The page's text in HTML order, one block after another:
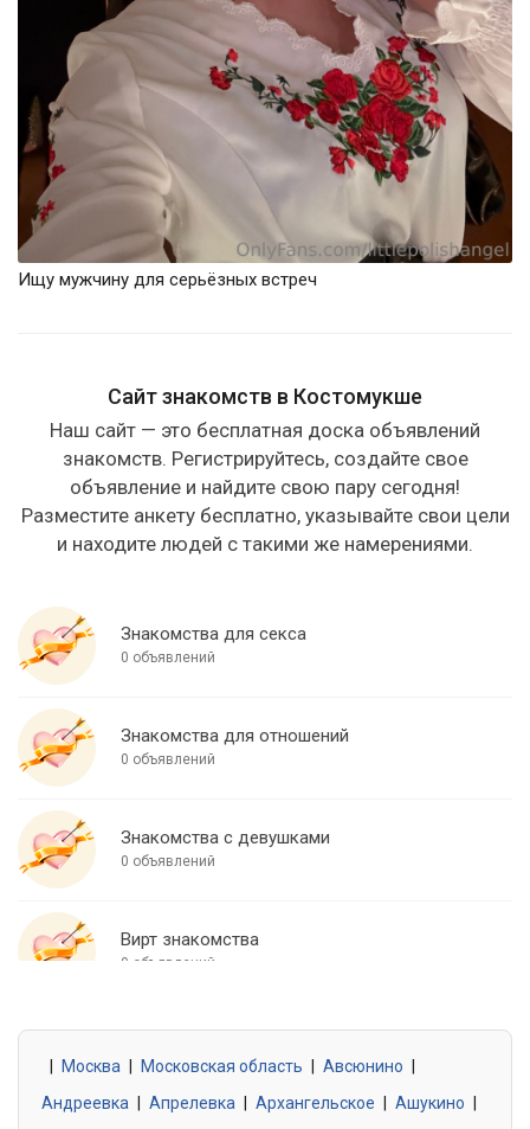
Ищу мужчину для серьёзных встреч
Сайт знакомств в Костомукше
Наш сайт — это бесплатная доска объявлений
знакомств. Регистрируйтесь, создайте свое
объявление и найдите свою пару сегодня!
Разместите анкету бесплатно, указывайте свои цели
и находите людей с такими же намерениями.
Знакомства для секса
0 объявлений
Знакомства для отношений
0 объявлений
Знакомства с девушками
0 объявлений
Вирт знакомства
0 объявлений
0 объявлений
Москва Московская область Авсюнино
Андреевка
Апрелевка Архангельское Ашукино